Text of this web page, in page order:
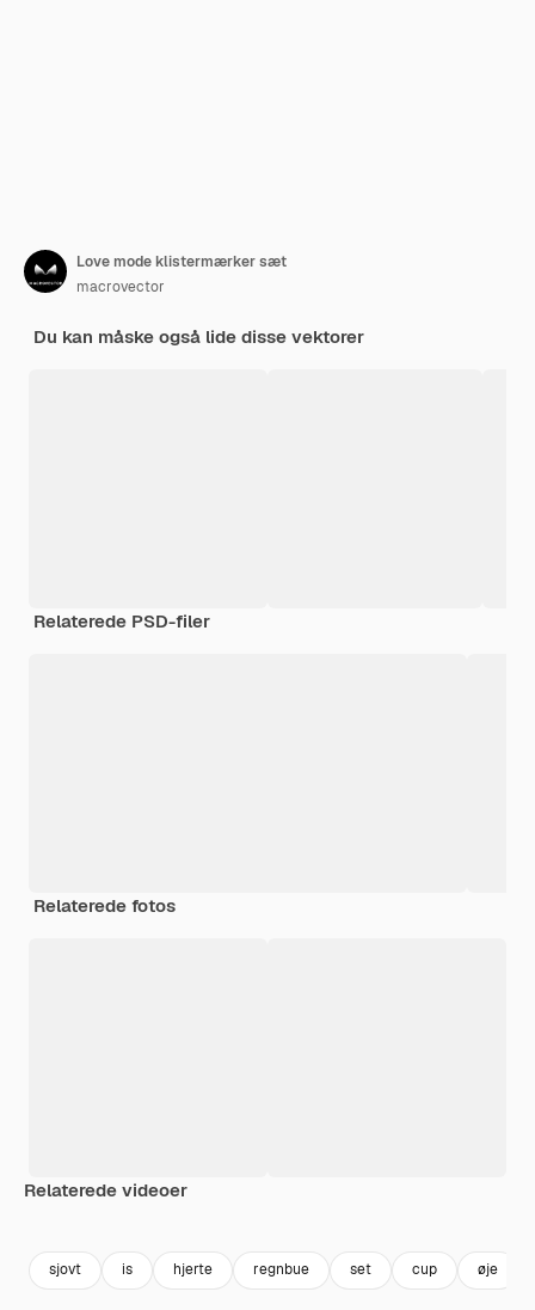
Love mode klistermærker sæt
macrovector
Du kan måske også lide disse vektorer
Relaterede PSD-filer
Relaterede fotos
Relaterede videoer
sjovt is hjerte regnbue set cup øje